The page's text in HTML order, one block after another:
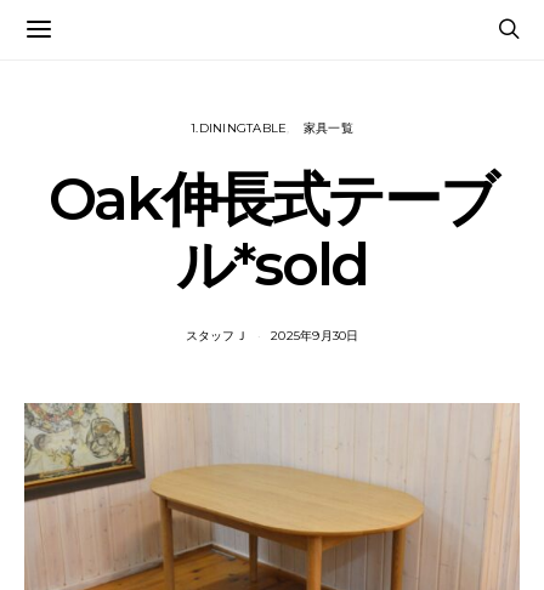
1.DININGTABLE 家具一覧
Oak伸長式テーブ
ル*sold
スタッフＪ 2025年9月30日